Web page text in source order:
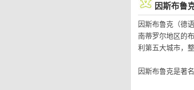
因斯布鲁
因斯布鲁克（德
南蒂罗尔地区的
利第五大城市，
因斯布鲁克是著